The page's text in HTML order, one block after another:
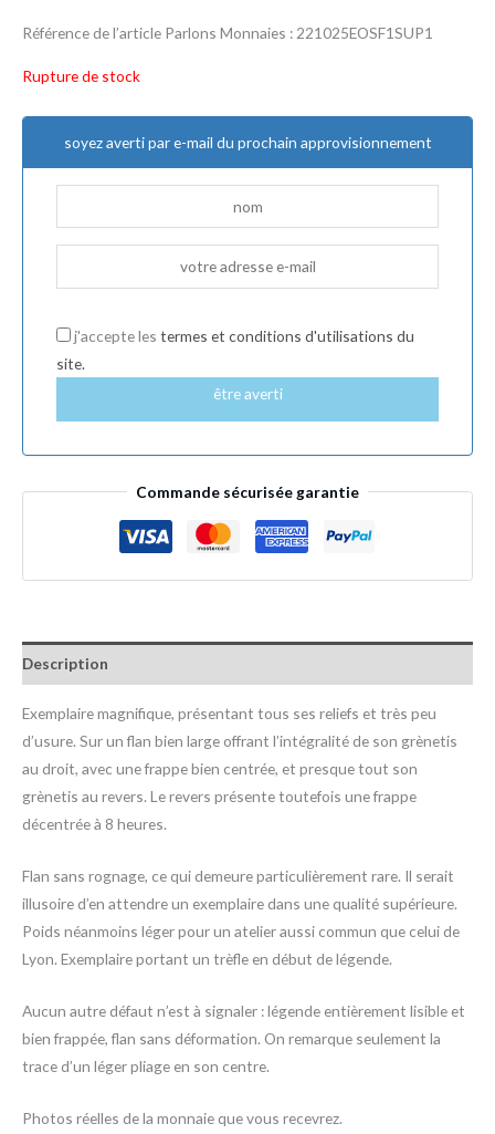
Référence de l’article Parlons Monnaies : 221025EOSF1SUP1
Rupture de stock
soyez averti par e-mail du prochain approvisionnement
j'accepte les termes et conditions d'utilisations du
site.
être averti
Commande sécurisée garantie
Description
Exemplaire magnifique, présentant tous ses reliefs et très peu
d’usure. Sur un flan bien large offrant l’intégralité de son grènetis
au droit, avec une frappe bien centrée, et presque tout son
grènetis au revers. Le revers présente toutefois une frappe
décentrée à 8 heures.
Flan sans rognage, ce qui demeure particulièrement rare. Il serait
illusoire d’en attendre un exemplaire dans une qualité supérieure.
Poids néanmoins léger pour un atelier aussi commun que celui de
Lyon. Exemplaire portant un trèfle en début de légende.
Aucun autre défaut n’est à signaler : légende entièrement lisible et
bien frappée, flan sans déformation. On remarque seulement la
trace d’un léger pliage en son centre.
Photos réelles de la monnaie que vous recevrez.